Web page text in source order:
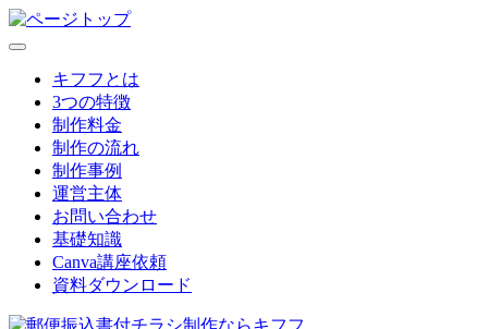
キフフとは
3つの特徴
制作料金
制作の流れ
制作事例
運営主体
お問い合わせ
基礎知識
Canva講座依頼
資料ダウンロード